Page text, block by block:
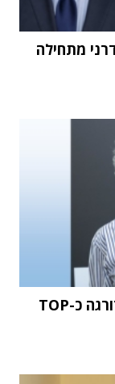
מתחילה
מחקר STKI השנתי: וואן טכנולוגיות דורגה כ-TOP